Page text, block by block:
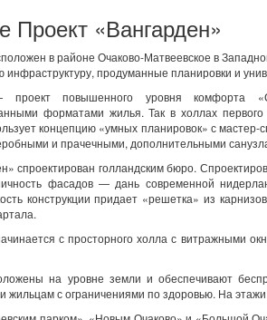
Проект «Вангарден»
в районе Очаково-Матвеевское в
инфраструктуру, продуманные планировки и
проект повышенного уровня комфорта
форматами жилья. Так в холлах
концепцию «умных планировок» с
и прачечными, дополнительными
спроектирован голландским бюро.
фасадов — дань современной
конструкции придает «решетка» из
с просторного холла с витражными
на уровне земли и обеспечивают
с ограничениями по здоровью. На